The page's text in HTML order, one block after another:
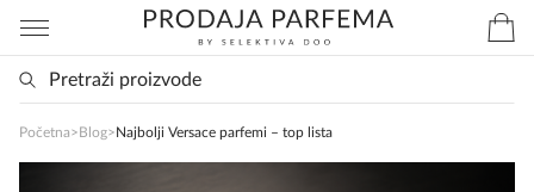
Početna> Blog> Najbolji Versace parfemi – top lista